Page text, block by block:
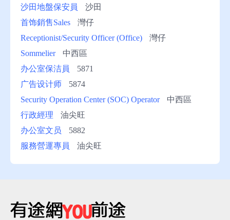
沙田地盤保安員
沙田
首饰銷售Sales
灣仔
Receptionist/Security Officer (Office)
灣仔
Sommelier
中西區
办公室保洁員
5871
广告设计师
5874
Security Operation Center (SOC) Operator
中西區
行政經理
油尖旺
办公室文员
5882
服務營運專員
油尖旺